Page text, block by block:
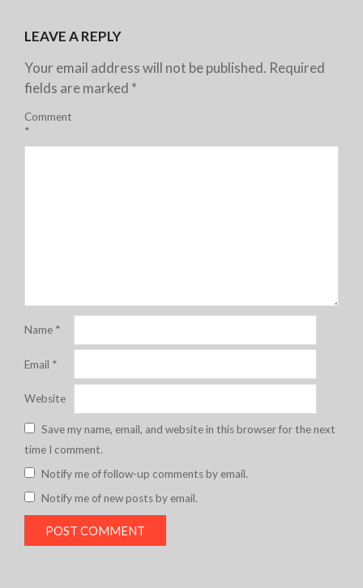
LEAVE A REPLY
Your email address will not be published. Required
fields are marked *
Comment
*
Name *
Email *
Website
Save my name, email, and website in this browser for the next
time I comment.
Notify me of follow-up comments by email.
Notify me of new posts by email.